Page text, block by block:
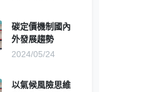
碳定價機制國內
外發展趨勢
2024/05/24
以氣候風險思維